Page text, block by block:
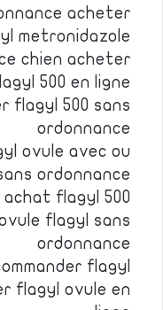
acheter
metronidazole
chien acheter
500 en ligne
flagyl 500 sans
ordonnance
ovule avec ou
ordonnance
achat flagyl 500
flagyl sans
ordonnance
flagyl
flagyl ovule en